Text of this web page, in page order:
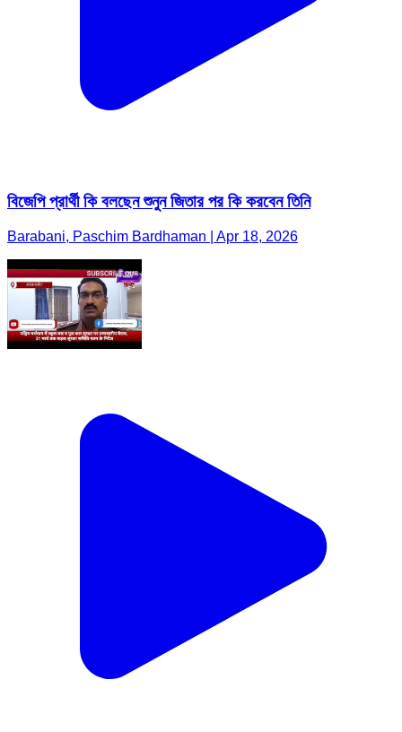
বিজেপি প্রার্থী কি বলছেন শুনুন জিতার পর কি করবেন তিনি
Barabani, Paschim Bardhaman | Apr 18, 2026